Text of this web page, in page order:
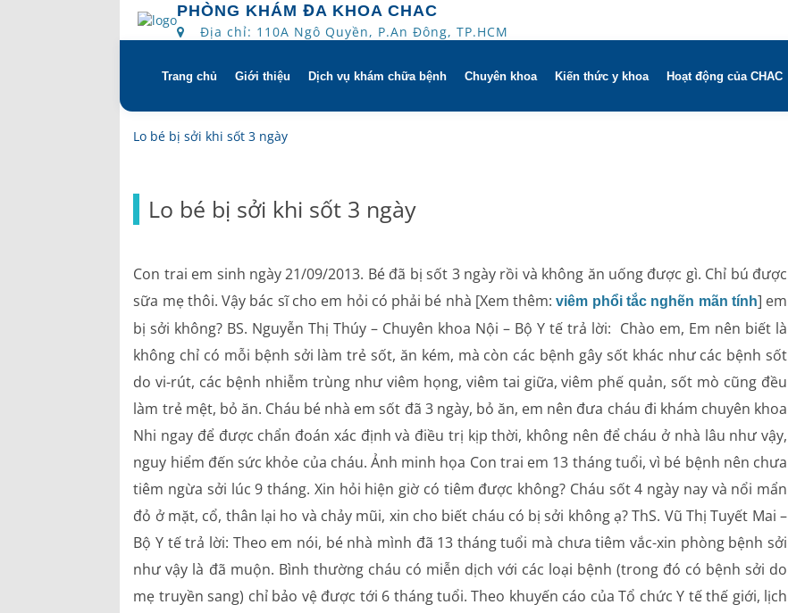
PHÒNG KHÁM ĐA KHOA CHAC
Địa chỉ: 110A Ngô Quyền, P.An Đông, TP.HCM
Skip
Trang chủ Giới thiệu
Quyền và trách nhiệm của người
Bác sĩ
Lịch khám bác sĩ
Bảng giá dịch vụ
Danh mục giá thuốc
Dịch vụ khám chữa bệnh
Khám gì ở CHAC
Chuyên khoa
Phục hồi chức năng Hô hấp
Tim mạch
Rối loạn chuyển hóa
Tai – Mũi – Họng
Chẩn đoán hình ảnh
Xét nghiệm
Kiến thức y khoa Hoạt động của CHAC
Lo bé bị sởi khi sốt 3 ngày
Lo bé bị sởi khi sốt 3 ngày
Con trai em sinh ngày 21/09/2013. Bé đã bị sốt 3 ngày rồi và không ăn uống được gì. Chỉ bú được
sữa mẹ thôi. Vậy bác sĩ cho em hỏi có phải bé nhà [Xem thêm:viêm phổi tắc nghẽn mãn tính] em
bị sởi không? BS. Nguyễn Thị Thúy – Chuyên khoa Nội – Bộ Y tế trả lời: Chào em, Em nên biết là
không chỉ có mỗi bệnh sởi làm trẻ sốt, ăn kém, mà còn các bệnh gây sốt khác như các bệnh sốt
do vi-rút, các bệnh nhiễm trùng như viêm họng, viêm tai giữa, viêm phế quản, sốt mò cũng đều
làm trẻ mệt, bỏ ăn. Cháu bé nhà em sốt đã 3 ngày, bỏ ăn, em nên đưa cháu đi khám chuyên khoa
Nhi ngay để được chẩn đoán xác định và điều trị kịp thời, không nên để cháu ở nhà lâu như vậy,
nguy hiểm đến sức khỏe của cháu. Ảnh minh họa Con trai em 13 tháng tuổi, vì bé bệnh nên chưa
tiêm ngừa sởi lúc 9 tháng. Xin hỏi hiện giờ có tiêm được không? Cháu sốt 4 ngày nay và nổi mẩn
đỏ ở mặt, cổ, thân lại ho và chảy mũi, xin cho biết cháu có bị sởi không ạ? ThS. Vũ Thị Tuyết Mai –
Bộ Y tế trả lời: Theo em nói, bé nhà mình đã 13 tháng tuổi mà chưa tiêm vắc-xin phòng bệnh sởi
như vậy là đã muộn. Bình thường cháu có miễn dịch với các loại bệnh (trong đó có bệnh sởi do
mẹ truyền sang) chỉ bảo vệ được tới 6 tháng tuổi. Theo khuyến cáo của Tổ chức Y tế thế giới, lịch